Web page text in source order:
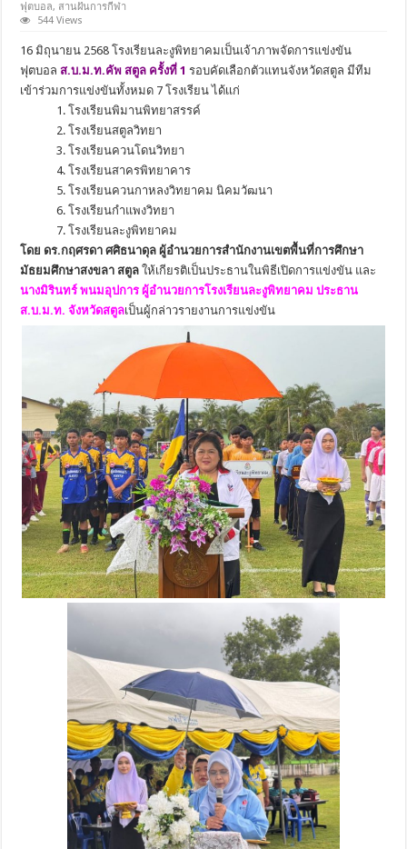
ฟุตบอล, สานฝันการกีฬา
544 Views
16 มิถุนายน 2568 โรงเรียนละงูพิทยาคมเป็นเจ้าภาพจัดการแข่งขัน
ฟุตบอลส.บ.ม.ท.คัพ สตูล ครั้งที่ 1 รอบคัดเลือกตัวแทนจังหวัดสตูล มีทีม
เข้าร่วมการแข่งขันทั้งหมด 7 โรงเรียน ได้เเก่
1. โรงเรียนพิมานพิทยาสรรค์
2. โรงเรียนสตูลวิทยา
3. โรงเรียนควนโดนวิทยา
4. โรงเรียนสาครพิทยาคาร
5. โรงเรียนควนกาหลงวิทยาคม นิคมวัฒนา
6. โรงเรียนกำแพงวิทยา
7. โรงเรียนละงูพิทยาคม
โดย ดร.กฤศรดา ศศิธนาดุล ผู้อำนวยการสำนักงานเขตพื้นที่การศึกษา
มัธยมศึกษาสงขลา สตูล ให้เกียรติเป็นประธานในพิธีเปิดการแข่งขัน และ
นางมิรินทร์ พนมอุปการ ผู้อำนวยการโรงเรียนละงูพิทยาคม ประธาน
ส.บ.ม.ท. จังหวัดสตูลเป็นผู้กล่าวรายงานการแข่งขัน